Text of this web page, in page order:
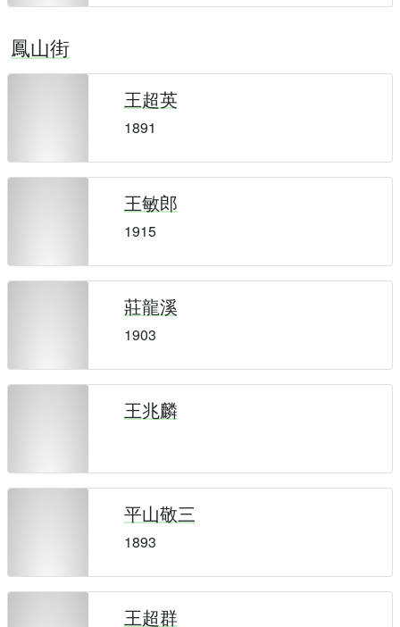
鳳山街
王超英
1891
王敏郎
1915
莊龍溪
1903
王兆麟
平山敬三
1893
王超群